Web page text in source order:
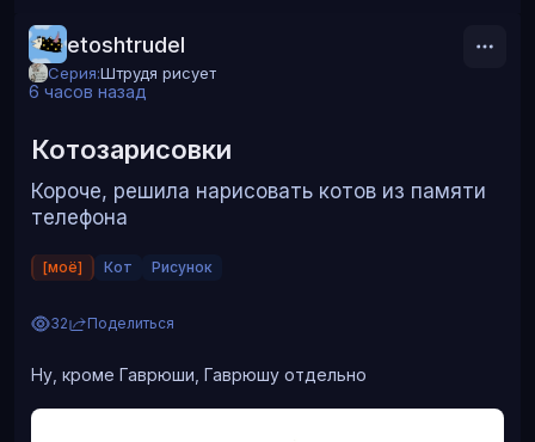
etoshtrudel
Серия:Штрудя рисует
6 часов назад
Котозарисовки
Короче, решила нарисовать котов из памяти
телефона
[моё] Кот Рисунок
32 Поделиться
Ну, кроме Гаврюши, Гаврюшу отдельно